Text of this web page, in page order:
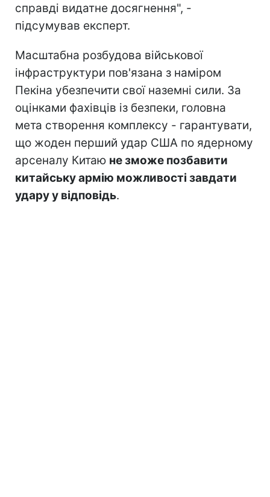
справді видатне досягнення", -
підсумував експерт.
Масштабна розбудова військової
інфраструктури пов'язана з наміром
Пекіна убезпечити свої наземні сили. За
оцінками фахівців із безпеки, головна
мета створення комплексу - гарантувати,
що жоден перший удар США по ядерному
арсеналу Китаю не зможе позбавити
китайську армію можливості завдати
удару у відповідь.